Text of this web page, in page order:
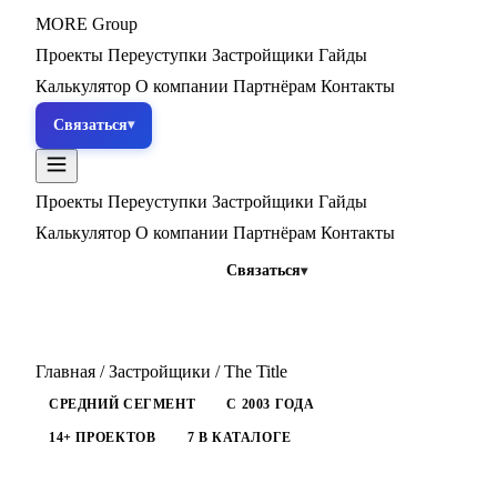
MORE Group
Проекты Переуступки Застройщики Гайды
Калькулятор О компании Партнёрам Контакты
Связаться
Проекты Переуступки Застройщики Гайды
Калькулятор О компании Партнёрам Контакты
Связаться
Главная / Застройщики / The Title
СРЕДНИЙ СЕГМЕНТ С 2003 ГОДА
14+ ПРОЕКТОВ 7 В КАТАЛОГЕ